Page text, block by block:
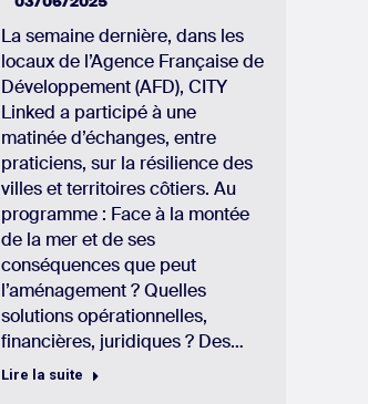
La semaine dernière, dans les
locaux de l’Agence Française de
Développement (AFD), CITY
Linked a participé à une
matinée d’échanges, entre
praticiens, sur la résilience des
villes et territoires côtiers. Au
programme : Face à la montée
de la mer et de ses
conséquences que peut
l’aménagement ? Quelles
solutions opérationnelles,
financières, juridiques ? Des…
Lire la suite